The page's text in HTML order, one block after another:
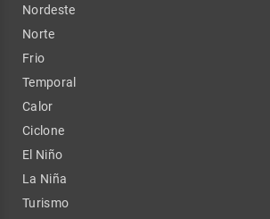
Nordeste
Norte
Frio
Temporal
Calor
Ciclone
El Niño
La Niña
Turismo